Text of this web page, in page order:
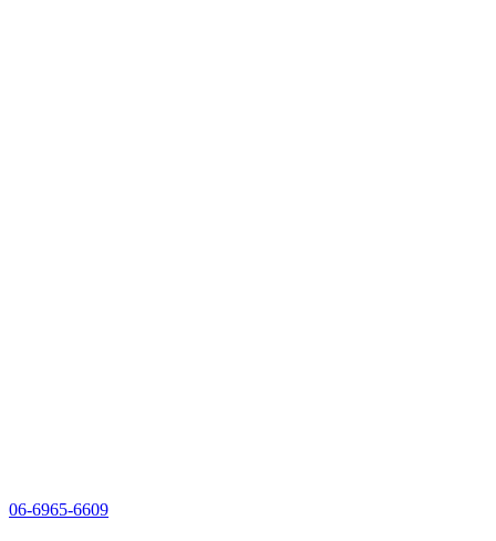
06-6965-6609